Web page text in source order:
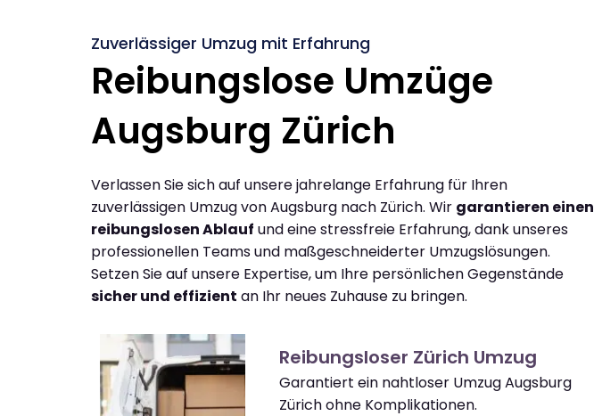
Zuverlässiger Umzug mit Erfahrung
Reibungslose Umzüge
Augsburg Zürich
Verlassen Sie sich auf unsere jahrelange Erfahrung für Ihren
zuverlässigen Umzug von Augsburg nach Zürich. Wir garantieren einen
reibungslosen Ablauf und eine stressfreie Erfahrung, dank unseres
professionellen Teams und maßgeschneiderter Umzugslösungen.
Setzen Sie auf unsere Expertise, um Ihre persönlichen Gegenstände
sicher und effizient an Ihr neues Zuhause zu bringen.
Reibungsloser Zürich Umzug
Garantiert ein nahtloser Umzug Augsburg
Zürich ohne Komplikationen.